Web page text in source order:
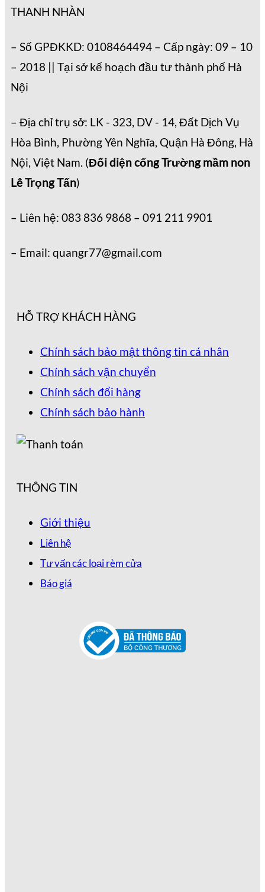
THANH NHÀN
– Số GPĐKKD: 0108464494 – Cấp ngày: 09 – 10
– 2018 || Tại sở kế hoạch đầu tư thành phố Hà
Nội
– Địa chỉ trụ sở: LK - 323, DV - 14, Đất Dịch Vụ
Hòa Bình, Phường Yên Nghĩa, Quận Hà Đông, Hà
Nội, Việt Nam. (Đối diện cổng Trường mầm non
Lê Trọng Tấn)
– Liên hệ: 083 836 9868 – 091 211 9901
– Email: quangr77@gmail.com
HỖ TRỢ KHÁCH HÀNG
Chính sách bảo mật thông tin cá nhân
Chính sách vận chuyển
Chính sách đổi hàng
Chính sách bảo hành
THÔNG TIN
Giới thiệu
Liên hệ
Tư vấn các loại rèm cửa
Báo giá